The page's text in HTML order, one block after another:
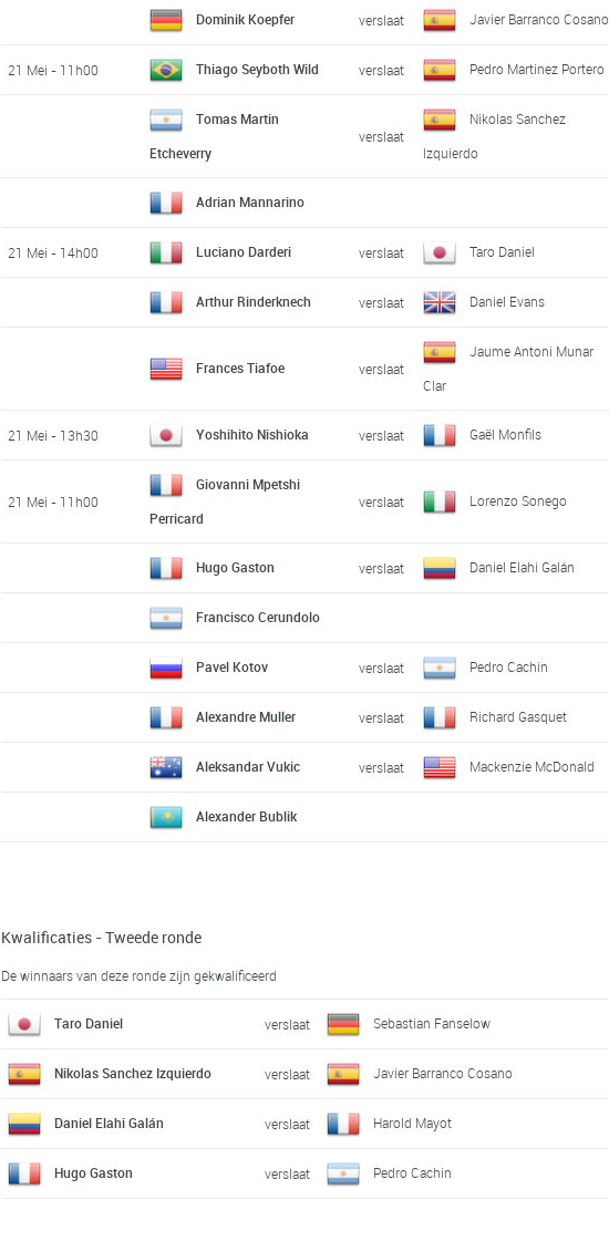
Dominik Koepfer verslaat Javier Barranco Cosano
21 Mei - 11h00 Thiago Seyboth Wild verslaat Pedro Martinez Portero
Tomas Martin
Etcheverry
verslaat
Nikolas Sanchez
Izquierdo
Adrian Mannarino
21 Mei - 14h00 Luciano Darderi verslaat Taro Daniel
Arthur Rinderknech verslaat Daniel Evans
Frances Tiafoe verslaat
Jaume Antoni Munar
Clar
21 Mei - 13h30 Yoshihito Nishioka verslaat Gaël Monfils
21 Mei - 11h00
Giovanni Mpetshi
Perricard
verslaat Lorenzo Sonego
Hugo Gaston verslaat Daniel Elahi Galán
Francisco Cerundolo
Pavel Kotov verslaat Pedro Cachin
Alexandre Muller verslaat Richard Gasquet
Aleksandar Vukic verslaat Mackenzie McDonald
Alexander Bublik
Kwalificaties - Tweede ronde
De winnaars van deze ronde zijn gekwalificeerd
Taro Daniel verslaat Sebastian Fanselow
Nikolas Sanchez Izquierdo verslaat Javier Barranco Cosano
Daniel Elahi Galán verslaat Harold Mayot
Hugo Gaston verslaat Pedro Cachin